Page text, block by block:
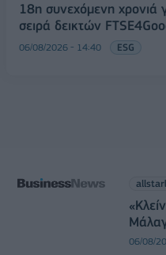
18η συνεχόμενη χρονιά
σειρά δεικτών
06/08/2026 - 14:40 ESG
06/08/